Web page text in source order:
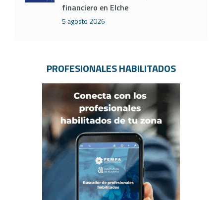
financiero en Elche
5 agosto 2026
PROFESIONALES HABILITADOS